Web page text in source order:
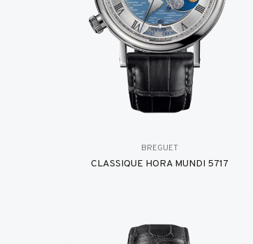
BREGUET
CLASSIQUE HORA MUNDI 5717